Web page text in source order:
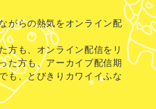
がらの熱気をオンライン配
方も、オンライン配信をリ
た方も、アーカイブ配信期
も、とびきりカワイイふな